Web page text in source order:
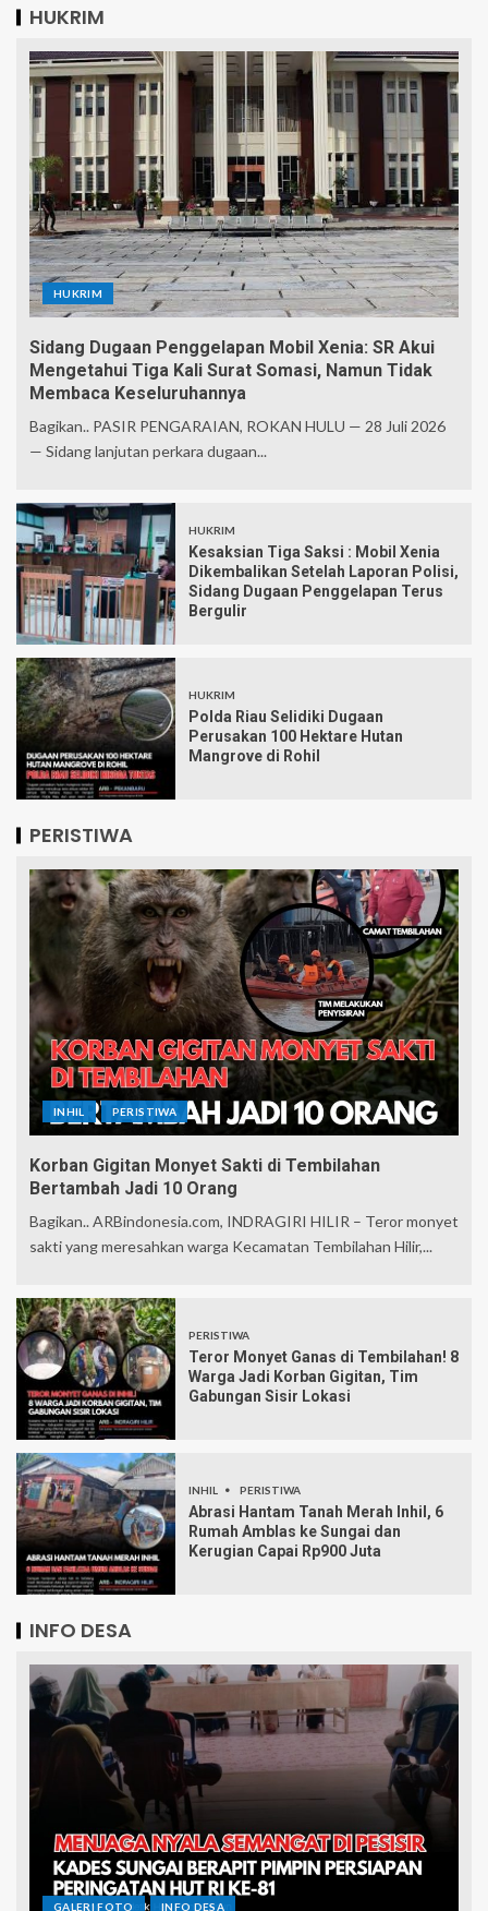
HUKRIM
HUKRIM
Sidang Dugaan Penggelapan Mobil Xenia: SR Akui
Mengetahui Tiga Kali Surat Somasi, Namun Tidak
Membaca Keseluruhannya
Bagikan.. PASIR PENGARAIAN, ROKAN HULU — 28 Juli 2026
— Sidang lanjutan perkara dugaan...
HUKRIM
Kesaksian Tiga Saksi : Mobil Xenia
Dikembalikan Setelah Laporan Polisi,
Sidang Dugaan Penggelapan Terus
Bergulir
HUKRIM
Polda Riau Selidiki Dugaan
Perusakan 100 Hektare Hutan
Mangrove di Rohil
PERISTIWA
INHIL PERISTIWA
Korban Gigitan Monyet Sakti di Tembilahan
Bertambah Jadi 10 Orang
Bagikan.. ARBindonesia.com, INDRAGIRI HILIR – Teror monyet
sakti yang meresahkan warga Kecamatan Tembilahan Hilir,...
PERISTIWA
Teror Monyet Ganas di Tembilahan! 8
Warga Jadi Korban Gigitan, Tim
Gabungan Sisir Lokasi
INHIL PERISTIWA
Abrasi Hantam Tanah Merah Inhil, 6
Rumah Amblas ke Sungai dan
Kerugian Capai Rp900 Juta
INFO DESA
GALERI FOTO INFO DESA